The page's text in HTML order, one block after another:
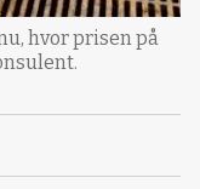
hvor prisen på